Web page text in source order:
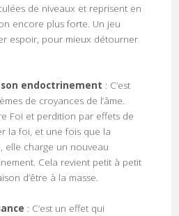
de niveaux et reprisent en
encore plus forte. Un jeu
espoir, pour mieux détourner
son endoctrinement : C’est
de croyances de l’âme.
Foi et perdition par effets de
la foi, et une fois que la
elle charge un nouveau
Cela revient petit à petit
d’être à la masse.
: C’est un effet qui